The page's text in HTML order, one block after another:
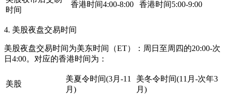
时间
香港时间4:00-8:00 香港时间5:00-9:00
4. 美股夜盘交易时间
美股夜盘交易时间为美东时间（ET）：周日至周四的20:00-次
日4:00。对应的香港时间为：
美股
美夏令时间(3月-11
月)
美冬令时间(11月-次年3
月)